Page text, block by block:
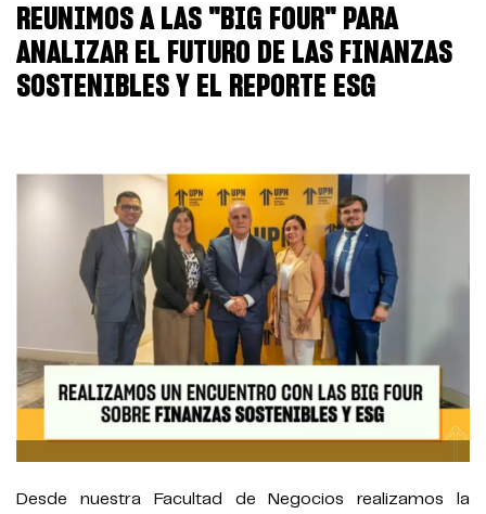
REUNIMOS A LAS "BIG FOUR" PARA
ANALIZAR EL FUTURO DE LAS FINANZAS
SOSTENIBLES Y EL REPORTE ESG
Desde nuestra Facultad de Negocios realizamos la